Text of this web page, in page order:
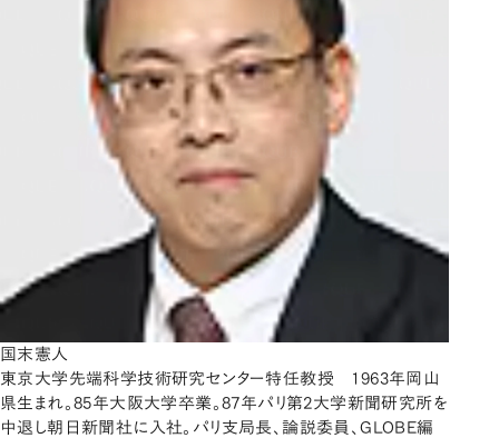
国末憲人
東京大学先端科学技術研究センター特任教授 1963年岡山
県生まれ。85年大阪大学卒業。87年パリ第2大学新聞研究所を
中退し朝日新聞社に入社。パリ支局長、論説委員、GLOBE編